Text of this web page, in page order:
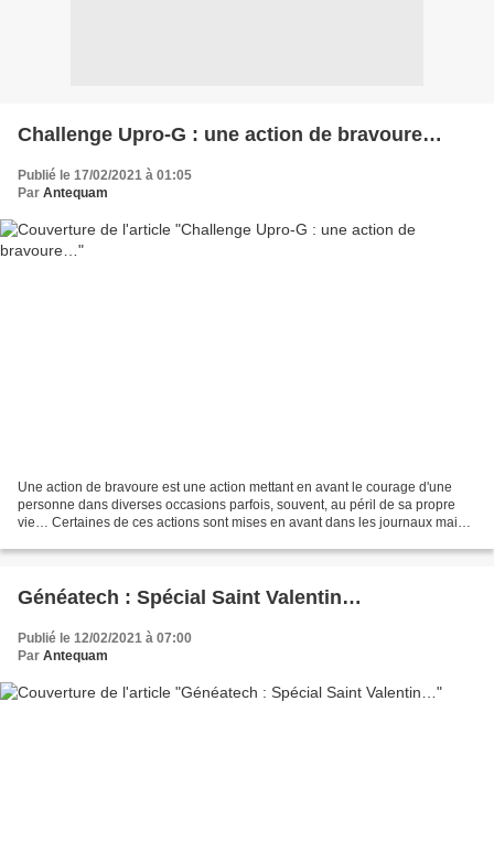
Challenge Upro-G : une action de bravoure…
Publié le 17/02/2021 à 01:05
Par Antequam
Une action de bravoure est une action mettant en avant le courage d'une
personne dans diverses occasions parfois, souvent, au péril de sa propre
vie… Certaines de ces actions sont mises en avant dans les journaux mais
Généatech : Spécial Saint Valentin…
Publié le 12/02/2021 à 07:00
Par Antequam